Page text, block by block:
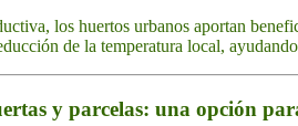
los huertos urbanos aportan
de la temperatura local,
y parcelas: una opción